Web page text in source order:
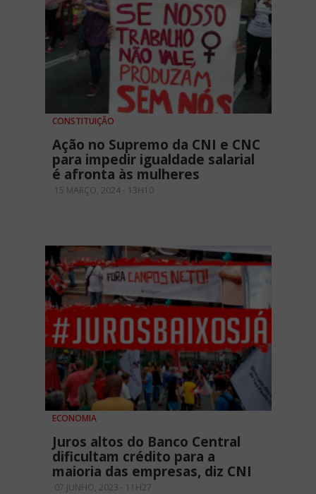
CONSTITUIÇÃO
Ação no Supremo da CNI e CNC
para impedir igualdade salarial
é afronta às mulheres
15 MARÇO, 2024 - 13H10
ECONOMIA
Juros altos do Banco Central
dificultam crédito para a
maioria das empresas, diz CNI
07 JUNHO, 2023 - 11H27